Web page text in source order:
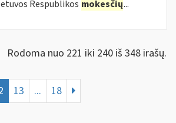
Respublikos mokesčių...
Rodoma nuo 221 iki 240 iš 348 irašų.
13 ... 18